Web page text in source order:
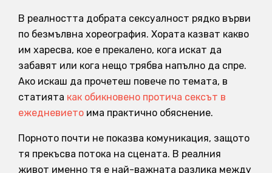
В реалността добрата сексуалност рядко върви
по безмълвна хореография. Хората казват какво
им харесва, кое е прекалено, кога искат да
забавят или кога нещо трябва напълно да спре.
Ако искаш да прочетеш повече по темата, в
статията как обикновено протича сексът в
ежедневието има практично обяснение.
Порното почти не показва комуникация, защото
тя прекъсва потока на сцената. В реалния
живот именно тя е най-важната разлика между